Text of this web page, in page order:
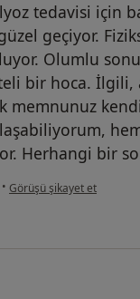
tedavisi için
geçiyor.
Olumlu
bir hoca. İlgili,
memnunuz
Herhangi bir
• kullanıcının görüşüne göre
Görüşü şikayet et